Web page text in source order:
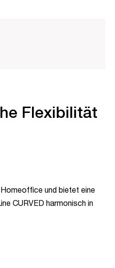
Flexibilität
und bietet eine
CURVED harmonisch in